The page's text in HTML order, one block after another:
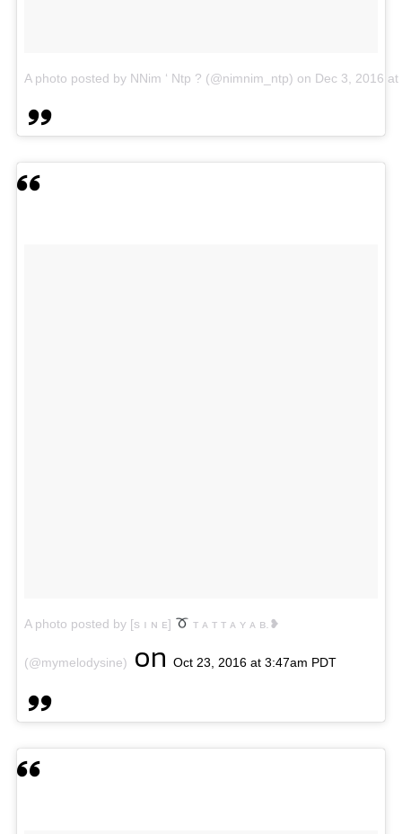
A photo posted by NNim ‘ Ntp ? (@nimnim_ntp) on Dec 3, 2016
A photo posted by [s ı ɴ ᴇ] т ᴀ т т ᴀ ʏ ᴀ в.❥
(@mymelodysine) on Oct 23, 2016 at 3:47am PDT